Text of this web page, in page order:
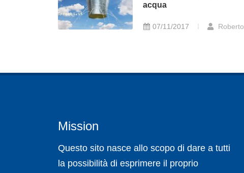
acqua
07/11/2017 Roberto
Mission
Questo sito nasce allo scopo di dare a tutti
la possibilità di esprimere il proprio